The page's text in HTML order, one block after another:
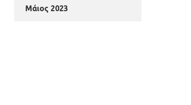
Μάιος 2023